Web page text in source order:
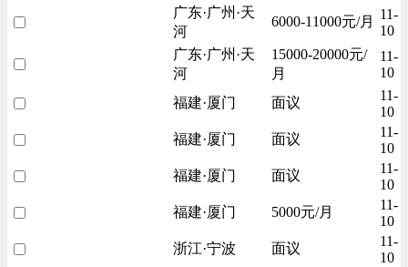
广东·广州·天
河
6000-11000元/月
11-
10
广东·广州·天
河
15000-20000元/
月
11-
10
福建·厦门
面议
11-
10
福建·厦门
面议
11-
10
福建·厦门
面议
11-
10
福建·厦门
5000元/月
11-
10
浙江·宁波
面议
11-
10